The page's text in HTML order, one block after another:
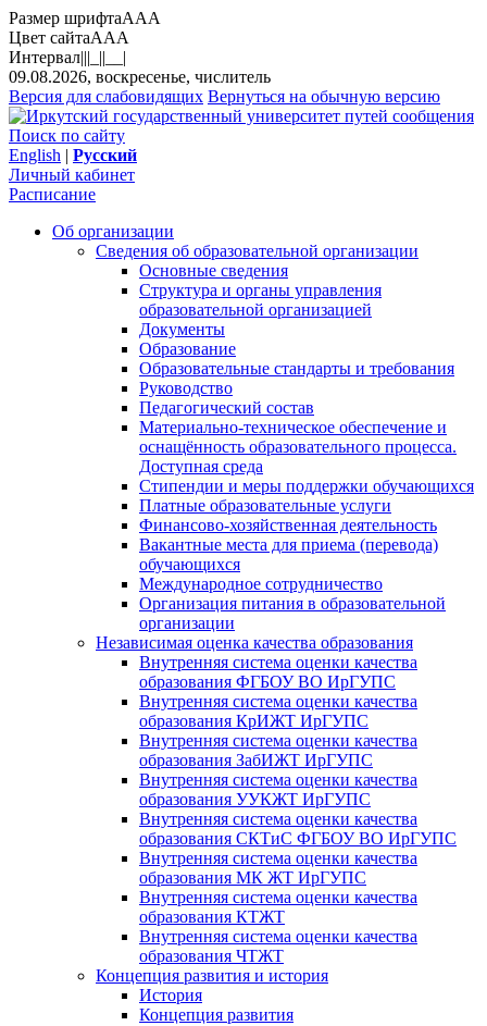
Размер шрифтаAAA
Цвет сайтаAAA
Интервал|||_||__|
09.08.2026, воскресенье, числитель
Версия для слабовидящих Вернуться на обычную версию
Поиск по сайту
English | Русский
Личный кабинет
Расписание
Об организации
Сведения об образовательной организации
Основные сведения
Структура и органы управления
образовательной организацией
Документы
Образование
Образовательные стандарты и требования
Руководство
Педагогический состав
Материально-техническое обеспечение и
оснащённость образовательного процесса.
Доступная среда
Стипендии и меры поддержки обучающихся
Платные образовательные услуги
Финансово-хозяйственная деятельность
Вакантные места для приема (перевода)
обучающихся
Международное сотрудничество
Организация питания в образовательной
организации
Независимая оценка качества образования
Внутренняя система оценки качества
образования ФГБОУ ВО ИрГУПС
Внутренняя система оценки качества
образования КрИЖТ ИрГУПС
Внутренняя система оценки качества
образования ЗабИЖТ ИрГУПС
Внутренняя система оценки качества
образования УУКЖТ ИрГУПС
Внутренняя система оценки качества
образования СКТиС ФГБОУ ВО ИрГУПС
Внутренняя система оценки качества
образования МК ЖТ ИрГУПС
Внутренняя система оценки качества
образования КТЖТ
Внутренняя система оценки качества
образования ЧТЖТ
Концепция развития и история
История
Концепция развития